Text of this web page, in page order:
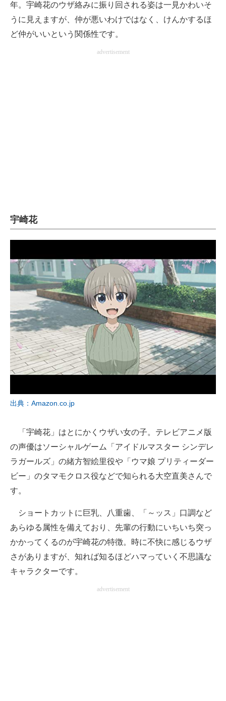
年。宇崎花のウザ絡みに振り回される姿は一見かわいそ
うに見えますが、仲が悪いわけではなく、けんかするほ
ど仲がいいという関係性です。
advertisement
宇崎花
出典：Amazon.co.jp
「宇崎花」はとにかくウザい女の子。テレビアニメ版
の声優はソーシャルゲーム「アイドルマスター シンデレ
ラガールズ」の緒方智絵里役や「ウマ娘 プリティーダー
ビー」のタマモクロス役などで知られる大空直美さんで
す。
ショートカットに巨乳、八重歯、「～ッス」口調など
あらゆる属性を備えており、先輩の行動にいちいち突っ
かかってくるのが宇崎花の特徴。時に不快に感じるウザ
さがありますが、知れば知るほどハマっていく不思議な
キャラクターです。
advertisement